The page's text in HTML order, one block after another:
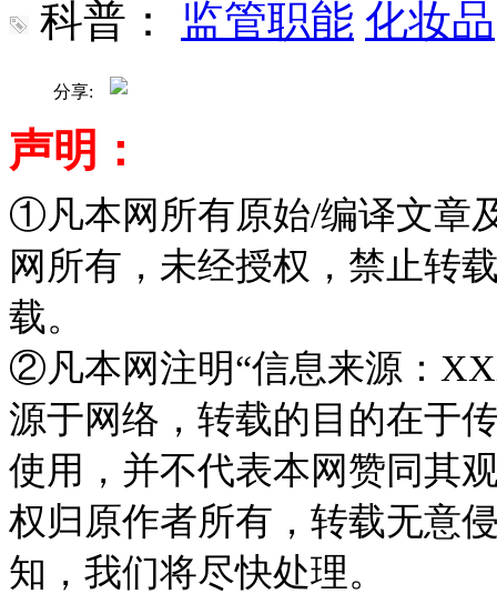
科普：
监管职能 化妆品
分享:
声明：
①凡本网所有原始/编译文章
网所有，未经授权，禁止转
载。
②凡本网注明“信息来源：
源于网络，转载的目的在于
使用，并不代表本网赞同其
权归原作者所有，转载无意
知，我们将尽快处理。